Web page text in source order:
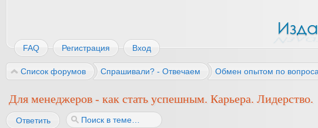
FAQ Регистрация Вход
Список форумов Спрашивали? - Отвечаем Обмен опытом по
Для менеджеров - как стать успешным. Карьера. Лидерство.
Ответить